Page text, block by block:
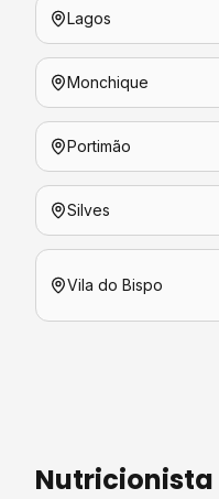
Lagos
Monchique
Portimão
Silves
Vila do Bispo
Nutricionista